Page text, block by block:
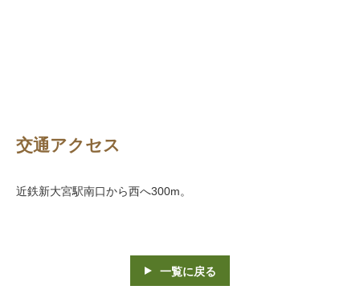
交通アクセス
近鉄新大宮駅南口から西へ300m。
一覧に戻る